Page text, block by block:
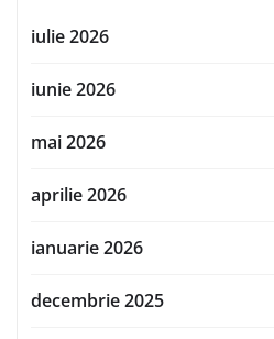
iulie 2026
iunie 2026
mai 2026
aprilie 2026
ianuarie 2026
decembrie 2025